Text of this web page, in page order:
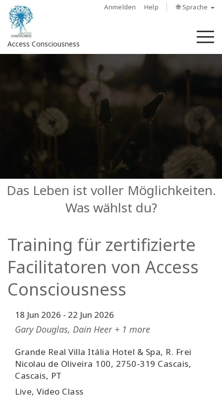
Anmelden Help 🌐 Sprache
Access Consciousness
Konto
Über
Bars
Regionen
More
KONTAKT
SUCHE
Das Leben ist voller Möglichkeiten.
Was wählst du?
Training für zertifizierte
Facilitatoren von Access
Consciousness
18 Jun 2026 - 22 Jun 2026
Gary Douglas, Dain Heer + 1 more
Grande Real Villa Itália Hotel & Spa, R. Frei
Nicolau de Oliveira 100, 2750-319 Cascais,
Cascais, PT
Live, Video Class